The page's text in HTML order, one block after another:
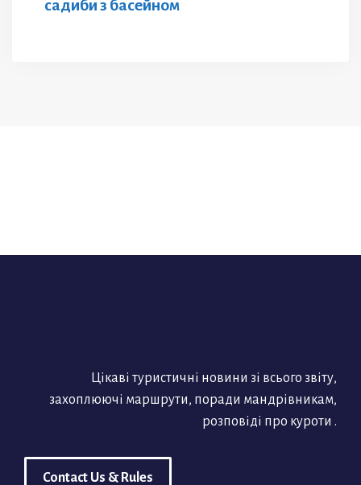
Цікаві туристичні новини зі всього звіту,
захоплюючі маршрути, поради мандрівникам,
розповіді про куроти .
Contact Us & Rules